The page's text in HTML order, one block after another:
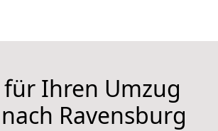
für Ihren Umzug
Ravensburg